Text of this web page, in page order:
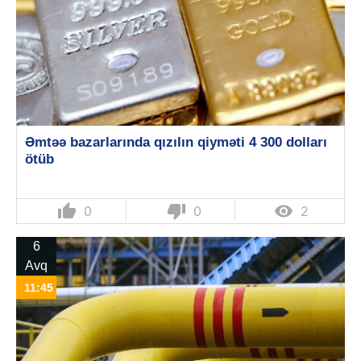
Əmtəə bazarlarında qızılın qiyməti 4 300 dolları
ötüb
thumb_up 0 thumb_down 0  2
6
Avq
11:45